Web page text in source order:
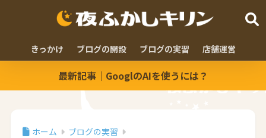
きっかけ ブログの開設 ブログの実習 店舗運営
最新記事｜GooglのAIを使うには？
ホーム ブログの実習